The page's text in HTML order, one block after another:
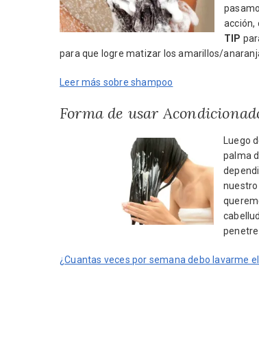
acción,
TIP
para que logre matizar los amarillos/
Leer más sobre shampoo
Forma de usar
Luego
palma
nuestro
¿Cuantas veces por semana debo lavarme el